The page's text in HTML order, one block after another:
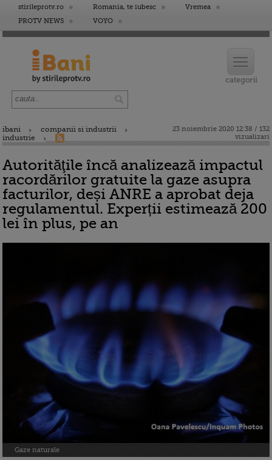
stirileprotv.ro Romania, te iubesc
Vremea
PROTV NEWS
VOYO
ibani
companii si industrii
industrie
23 noiembrie 2020 12:38 / 132
vizualizari
Autorităţile încă analizează impactul
racordărilor gratuite la gaze asupra
facturilor, deși ANRE a aprobat deja
regulamentul. Experții estimează 200
lei în plus, pe an
Gaze naturale